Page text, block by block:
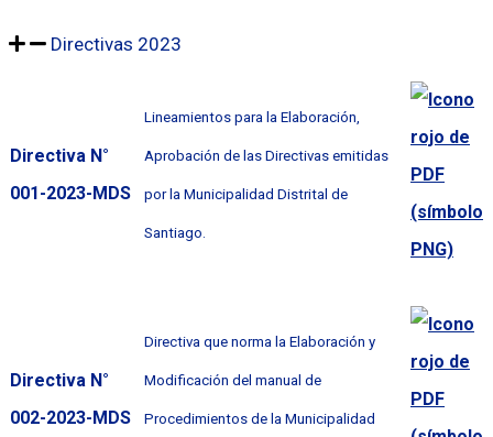
Directivas 2023
Directiva N°
001-2023-MDS
Lineamientos para la Elaboración,
Aprobación de las Directivas emitidas
por la Municipalidad Distrital de
Santiago.
Directiva N°
002-2023-MDS
Directiva que norma la Elaboración y
Modificación del manual de
Procedimientos de la Municipalidad